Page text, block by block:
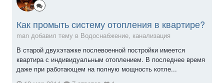
Как промыть систему отопления в квартире?
man добавил тему в Водоснабжение, канализация
В старой двухэтажке послевоенной постройки имеется
квартира с индивидуальным отоплением. В последнее время
даже при работающем на полную мощность котле...